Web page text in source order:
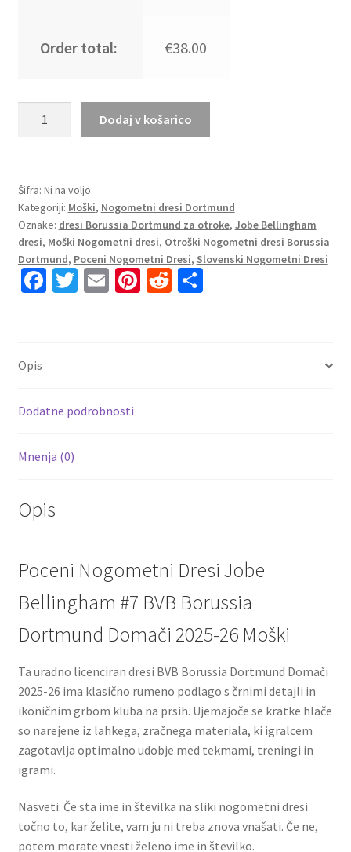
Order total: €38.00
Bellingham
#7
BVB
Borussia
Dortmund
Domači
količina
Dodaj v košarico
Šifra: Ni na voljo
Kategoriji: Moški, Nogometni dresi Dortmund
Oznake: dresi Borussia Dortmund za otroke, Jobe Bellingham
dresi, Moški Nogometni dresi, Otroški Nogometni dresi Borussia
Dortmund, Poceni Nogometni Dresi, Slovenski Nogometni Dresi
Fa
k
T E Pi R S
Opis
Dodatne podrobnosti
Mnenja (0)
Opis
Poceni Nogometni Dresi Jobe
Bellingham #7 BVB Borussia
Dortmund Domači 2025-26 Moški
Ta uradno licenciran dresi BVB Borussia Dortmund Domači
2025-26 ima klasično rumeno podlago s črnimi detajli in
ikoničnim grbom kluba na prsih. Ujemajoče se kratke hlače
so narejene iz lahkega, zračnega materiala, ki igralcem
zagotavlja optimalno udobje med tekmami, treningi in
igrami.
Nasveti: Če sta ime in številka na sliki nogometni dresi
točno to, kar želite, vam ju ni treba znova vnašati. Če ne,
potem morate vnesti želeno ime in številko.